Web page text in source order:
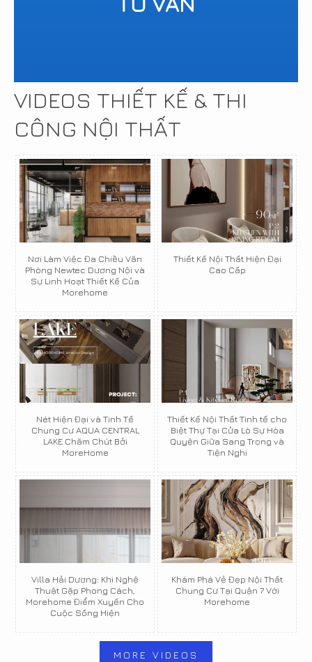
VIDEOS THIẾT KẾ & THI
CÔNG NỘI THẤT
Nơi Làm Việc Đa Chiều Văn
Phòng Newtec Dương Nội và
Sự Linh Hoạt Thiết Kế Của
Morehome
Thiết Kế Nội Thất Hiện Đại
Cao Cấp
Nét Hiện Đại và Tinh Tế
Chung Cư AQUA CENTRAL
LAKE Chăm Chút Bởi
MoreHome
Thiết Kế Nội Thất Tinh tế cho
Biệt Thự Tại Cửa Lò Sự Hòa
Quyện Giữa Sang Trọng và
Tiện Nghi
Villa Hải Dương: Khi Nghệ
Thuật Gặp Phong Cách,
Morehome Điểm Xuyến Cho
Cuộc Sống Hiện
Khám Phá Vẻ Đẹp Nội Thất
Chung Cư Tại Quận 7 Với
Morehome
MORE VIDEOS